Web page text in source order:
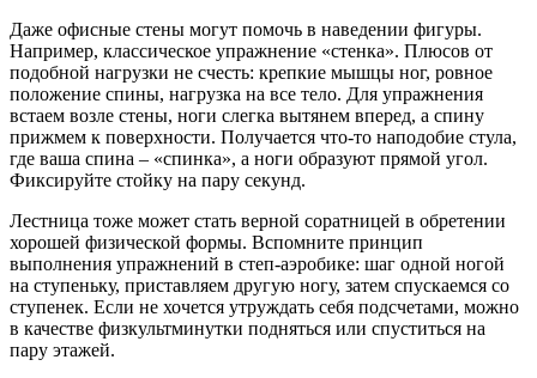
Даже офисные стены могут помочь в наведении фигуры.
Например, классическое упражнение «стенка». Плюсов от
подобной нагрузки не счесть: крепкие мышцы ног, ровное
положение спины, нагрузка на все тело. Для упражнения
встаем возле стены, ноги слегка вытянем вперед, а спину
прижмем к поверхности. Получается что-то наподобие стула,
где ваша спина – «спинка», а ноги образуют прямой угол.
Фиксируйте стойку на пару секунд.
Лестница тоже может стать верной соратницей в обретении
хорошей физической формы. Вспомните принцип
выполнения упражнений в степ-аэробике: шаг одной ногой
на ступеньку, приставляем другую ногу, затем спускаемся со
ступенек. Если не хочется утруждать себя подсчетами, можно
в качестве физкультминутки подняться или спуститься на
пару этажей.